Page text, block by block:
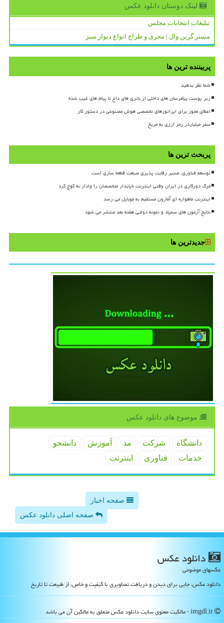
لینک دوستان دانلود عكس
تبلیغات انتخابات مجلس
مستر گرین وال | مجری و طراح انواع دیوار سبز
پربیننده ترین ها
شما نظر بدهید
زیر پوست پیامرسان های داخلی از باتری های داغ تا پیام های غیب شده
اعطای مجوز برای اپراتورهای تخصصی هوش مصنوعی در دستور کار
سفر میلیاردر رمز ارزی به مریخ
پربحث ترین ها
توسعه فناوری، مسیر رقابت پذیری صنعت قطعه سازی است
مرگ دورکاری در ایران وقتی اینترنت ناپایدار متخصصان را وادار به کوچ کرد
اینترنت ماهواره ای آمازون مستقیم به موبایل می رسد
نتایج آزمون های سمپاد و نمونه دولتی هفته بعد منتشر می شود
جدیدترین ها
موضوع های دانلود عكس
دانشگاه شركت مد آموزش
دانشجو
خدمات
فناوری اینترنت
صفحه اخبار
صفحه اصلی دانلود عکس
دانلود عكس
عکسهای موضوعی
دانلود عکس، جایی برای دیدن و دریافت تصاویری با کیفیت و خاص، از طبیعت تا تاریخ